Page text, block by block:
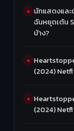
นักแสดงและ
ฉันหยุดเต้น
บ้าง?
(2024)
(2024)